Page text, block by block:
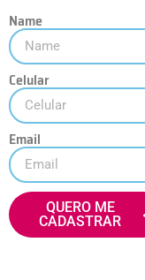
Name
Celular
Email
QUERO ME
CADASTRAR